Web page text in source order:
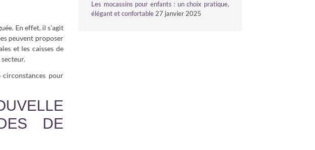
En effet, il s’agit
peuvent proposer
et les caisses de
circonstances pour
DE
Les mocassins pour enfants : un choix pratique,
élégant et confortable 27 janvier 2025